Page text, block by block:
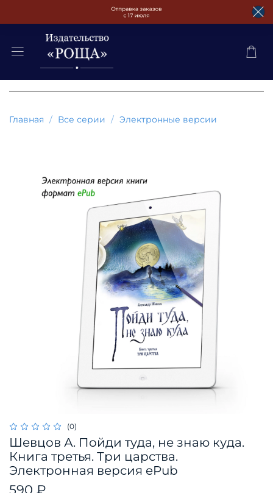
Главная Все серии Электронные версии
(0)
Шевцов А. Пойди туда, не знаю куда.
Книга третья. Три царства.
Электронная версия ePub
590 ₽